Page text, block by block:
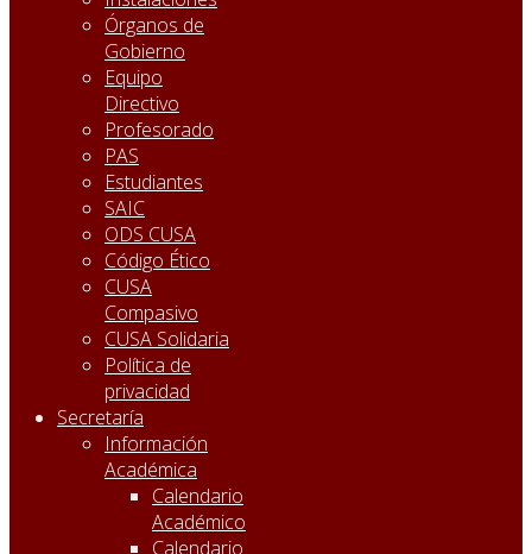
Órganos de
Gobierno
Equipo
Directivo
Profesorado
PAS
Estudiantes
SAIC
ODS CUSA
Código Ético
CUSA
Compasivo
CUSA Solidaria
Política de
privacidad
Secretaría
Información
Académica
Calendario
Académico
Calendario